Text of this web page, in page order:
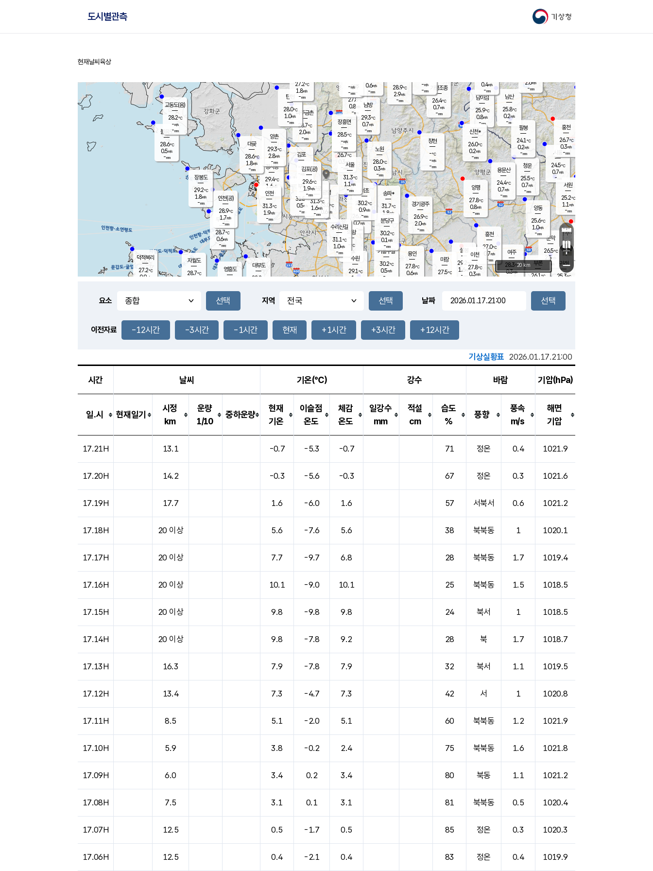
기상청
도시별관측
홈
현재날씨 육상
풍도
0.9m/s
문막
26.5℃
2.5m/s
mm
남이섬
25.9℃
0.8m/s
-mm
무의도
28.7℃
0.6m/s
-mm
영흥도
볼음도
28.6℃
0.5m/s
-mm
자월도
28.7℃
양주
27.8℃
0.8
-mm
부론
26.1 ℃
과천
26.7℃
0.2m/s
- mm
남산
25.8℃
0.2m/s
-mm
장봉도
29.2℃
1.8m/s
-mm
-mm
청운
25.5℃
0.7m/s
-mm
팔봉
24.1℃
0.2m/s
-mm
-mm
용인
27.8℃
0.6m/s
여주
28.3℃
0.3m/s
양동
25.6℃
1.0m/s
-mm
경기광주
26.9℃
2.0m/s
-mm
장호원
0.4m/s
-mm
27.0
℃
대부도
28.2
-
경서동
29.4℃
1.6 m/s
-mm
파주금촌
28.7℃
2.0m/s
-mm
가평조종
26.4℃
0.7m/s
-mm
28.9℃
2.9m/s
-mm
대곶
28.6℃
1.8m/s
-mm
신천*
26.0℃
0.2m/s
-mm
창현
-℃
-m/s
-mm
탄현
28.0℃
1.0m/s
-mm
-m/s
-mm
30.6℃
1.3m/s
-mm
흥천
27.0℃
0.7m/s
-mm
마장
27.5℃
의왕
- ℃
m/s
mm
김포
- ℃
-m/s
mm
설봉
29.2
1.6 m/s
- mm
광명
33.0
℃
0.6 m/s
-mm
부천
31.5℃
0.5m/s
-mm
-mm
양촌
29.3℃
2.8m/s
-mm
구로
31.3℃
1.6m/s
-mm
은평
26.7℃
0.3 m/s
- mm
노원
28.0℃
0.3m/s
-mm
송파*
31.7℃
1.8m/s
-mm
서초
30.2℃
0.9m/s
-mm
남방
29.3℃
0.7m/s
-mm
기흥구갈
30.2℃
0.5m/s
-
수리산길
31.1℃
1.0m/s
-mm
분당구
30.2℃
0.1 m/s
-mm
장흥면
28.5℃
-m/s
-mm
-m/s
-mm
시동
24.5℃
0.7m/s
- mm
귀래
25.3℃
서원
25.2℃
1.1 m/s
-mm
용문산
24.4℃
0.7m/s
-mm
덕적북리
27.2℃
0.9m/s
인천(공)
28.9℃
1.7m/s
-mm
김포(공)
29.6℃
1.9m/s
-mm
교동도(음)
28.2℃
-m/s
-mm
홍천
26.7℃
0.3m/s
-mm
이천
27.8℃
0.3m/s
양평
27.8℃
0.8m/s
-mm
수원
29.1℃
1 m/s
인천
31.3℃
1.9m/s
-mm
서울
31.3℃
1.1 m/s
-mm
2.6m/s
-mm
27.2℃
1.8m/s
-mm
0.6m/s
-mm
+
−
20 km
요소 지역 날짜
이전자료 -12시간 -3시간 -1시간 현재 +1시간 +3시간 +12시간
기상실황표 2026.01.17.21:00
시간 날씨 기온(℃) 강수 바람 기압(hPa)
일.시 현재일기
시정
km
운량
1/10
중하운량
현재
기온
이슬점
온도
체감
온도
일강수
mm
적설
cm
습도
%
풍향
풍속
m/s
해면
기압
17.21H 13.1 -0.7 -5.3 -0.7 71 정온 0.4 1021.9
17.20H 14.2 -0.3 -5.6 -0.3 67 정온 0.3 1021.6
17.19H 17.7 1.6 -6.0 1.6 57 서북서 0.6 1021.2
17.18H 20 이상 5.6 -7.6 5.6 38 북북동 1 1020.1
17.17H 20 이상 7.7 -9.7 6.8 28 북북동 1.7 1019.4
17.16H 20 이상 10.1 -9.0 10.1 25 북북동 1.5 1018.5
17.15H 20 이상 9.8 -9.8 9.8 24 북서 1 1018.5
17.14H 20 이상 9.8 -7.8 9.2 28 북 1.7 1018.7
17.13H 16.3 7.9 -7.8 7.9 32 북서 1.1 1019.5
17.12H 13.4 7.3 -4.7 7.3 42 서 1 1020.8
17.11H 8.5 5.1 -2.0 5.1 60 북북동 1.2 1021.9
17.10H 5.9 3.8 -0.2 2.4 75 북북동 1.6 1021.8
17.09H 6.0 3.4 0.2 3.4 80 북동 1.1 1021.2
17.08H 7.5 3.1 0.1 3.1 81 북북동 0.5 1020.4
17.07H 12.5 0.5 -1.7 0.5 85 정온 0.3 1020.3
17.06H 12.5 0.4 -2.1 0.4 83 정온 0.4 1019.9